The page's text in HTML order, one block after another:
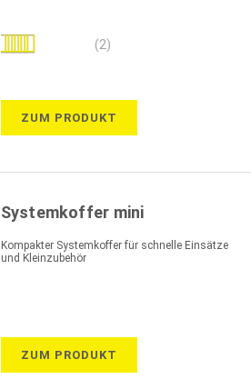
Bewertung: (2)
ZUM PRODUKT
Systemkoffer mini
Kompakter Systemkoffer für schnelle Einsätze
und Kleinzubehör
ZUM PRODUKT